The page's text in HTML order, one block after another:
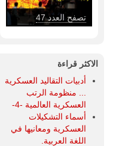
تصفح العدد 46
الاكثر قراءة
أدبيات التقاليد العسكرية
... منظومة الرتب
العسكرية العالمية -4-
أسماء التشكيلات
العسكرية ومعانيها في
اللغة العربية.